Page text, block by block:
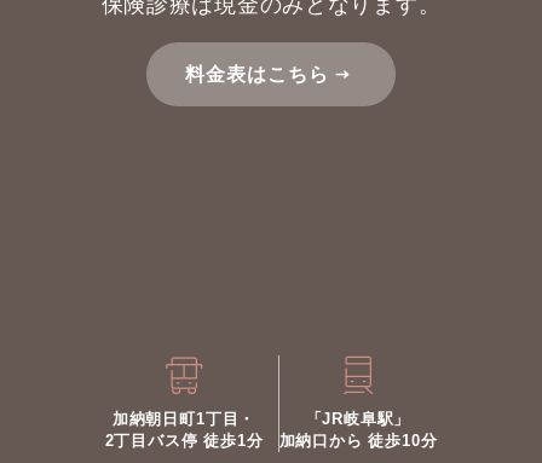
料金表はこちら
加納朝日町1丁目・
2丁目バス停 徒歩1分
「JR岐阜駅」
加納口から 徒歩10分